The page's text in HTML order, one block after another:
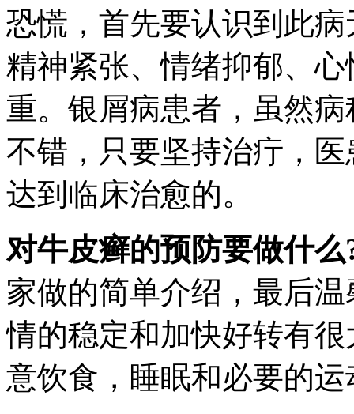
恐慌，首先要认识到此
精神紧张、情绪抑郁、
重。银屑病患者，虽然
不错，只要坚持治疔，
达到临床治愈的。
对牛皮癣的预防要做什么
家做的简单介绍，最后
情的稳定和加快好转有
意饮食，睡眠和必要的